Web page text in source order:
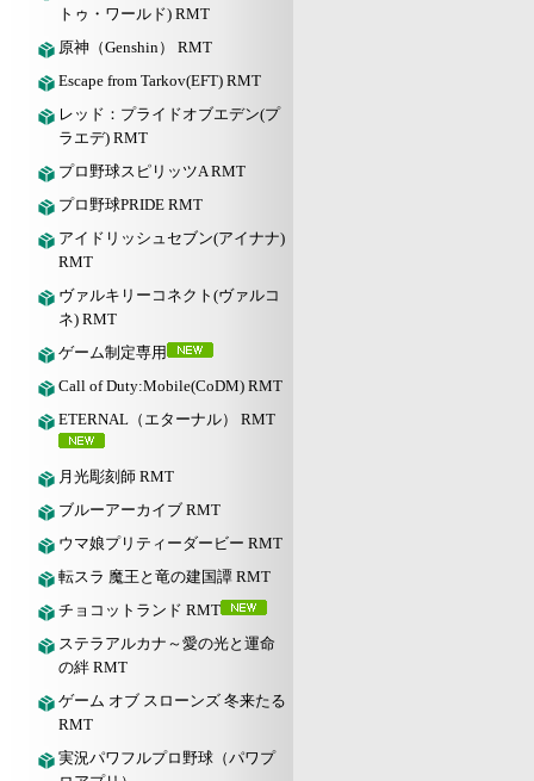
トゥ・ワールド) RMT
原神（Genshin） RMT
Escape from Tarkov(EFT) RMT
レッド：プライドオブエデン(プ
ラエデ) RMT
プロ野球スピリッツA RMT
プロ野球PRIDE RMT
アイドリッシュセブン(アイナナ)
RMT
ヴァルキリーコネクト(ヴァルコ
ネ) RMT
ゲーム制定専用
Call of Duty:Mobile(CoDM) RMT
ETERNAL（エターナル） RMT
月光彫刻師 RMT
ブルーアーカイブ RMT
ウマ娘プリティーダービー RMT
転スラ 魔王と竜の建国譚 RMT
チョコットランド RMT
ステラアルカナ～愛の光と運命
の絆 RMT
ゲーム オブ スローンズ 冬来たる
RMT
実況パワフルプロ野球（パワプ